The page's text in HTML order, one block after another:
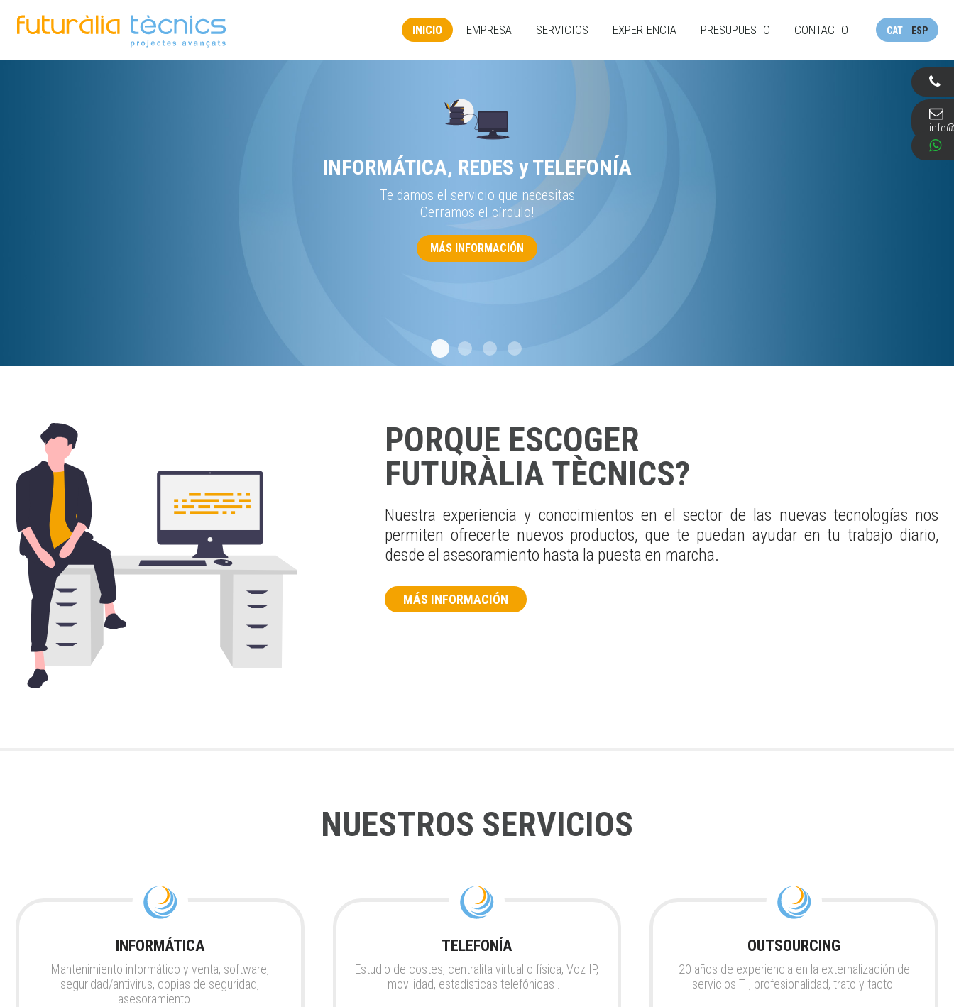
INICIO EMPRESA SERVICIOS EXPERIENCIA PRESUPUESTO CONTACTO CAT ESP
INFORMÁTICA, REDES y TELEFONÍA
Te damos el servicio que necesitas
Cerramos el círculo!
MÁS INFORMACIÓN
PORQUE ESCOGER
FUTURÀLIA TÈCNICS?
Nuestra experiencia y conocimientos en el sector de las nuevas tecnologías nos
permiten ofrecerte nuevos productos, que te puedan ayudar en tu trabajo diario,
desde el asesoramiento hasta la puesta en marcha.
MÁS INFORMACIÓN
NUESTROS SERVICIOS
INFORMÁTICA
Mantenimiento informático y venta, software,
seguridad/antivirus, copias de seguridad,
asesoramiento ...
TELEFONÍA
Estudio de costes, centralita virtual o física, Voz IP,
movilidad, estadísticas telefónicas ...
OUTSOURCING
20 años de experiencia en la externalización de
servicios TI, profesionalidad, trato y tacto.